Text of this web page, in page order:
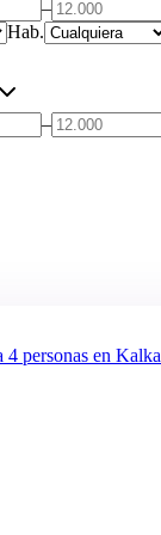
–
Hab.
–
4 personas en